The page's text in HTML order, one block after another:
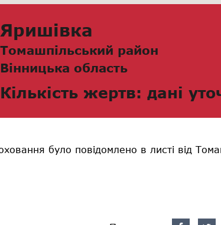
Яришівка
Томашпільський район
Вінницька область
Кількість жертв: дані
було повідомлено в листі від